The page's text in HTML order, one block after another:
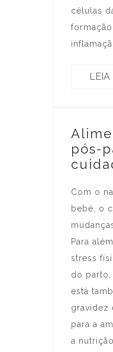
células
formação
LEIA
pós-
Com o
bebé, o
Para
stress
do
está
gravidez
para a
a